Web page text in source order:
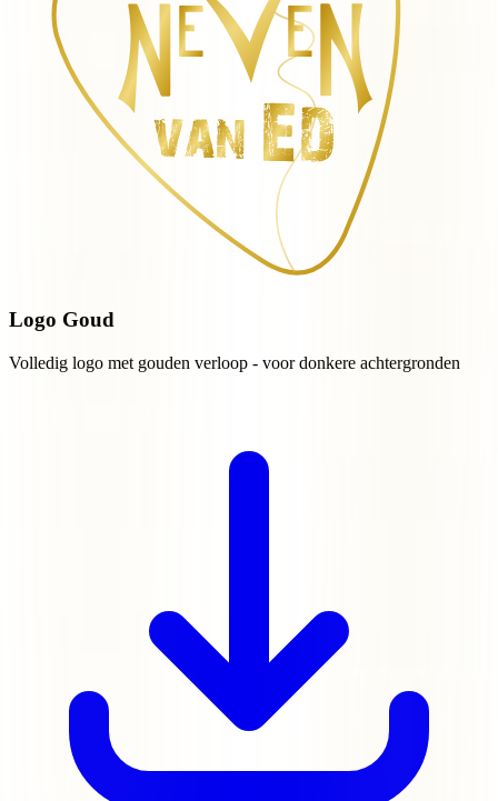
Logo Goud
Volledig logo met gouden verloop - voor donkere achtergronden